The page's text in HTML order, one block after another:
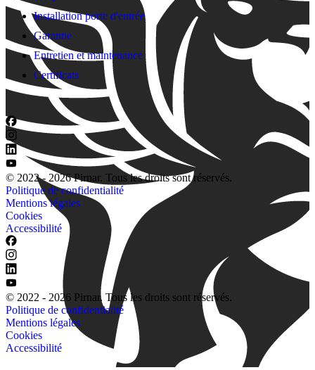
Installation porte d'entrée
Garantie
Entretien et maintenance
Certificats
© 2022 - 2026 Pirnar. Tous les droits sont réservés.
Politique de confidentialité
Mentions légales
Cookies
Accessibilité
© 2022 - 2026 Pirnar. Tous les droits sont réservés.
Politique de confidentialité
Mentions légales
Cookies
Accessibilité